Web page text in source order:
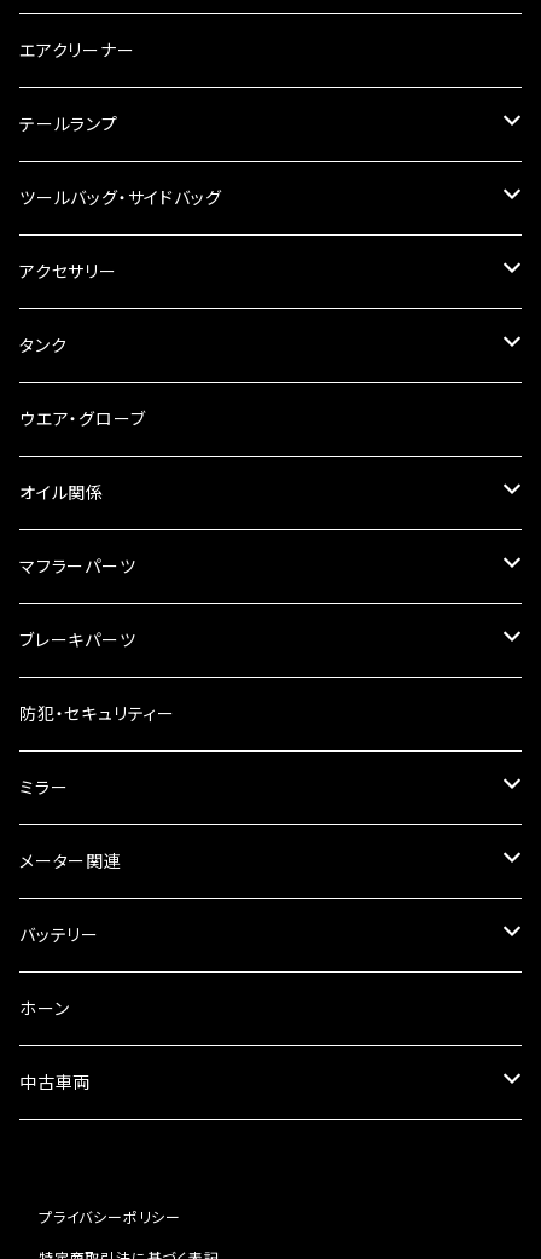
チェーン
工具類
ハンドルパーツ
ハンドルスイッチ
その他
ハンドルポスト
ハンドルブレース
ステアリングダンパー
ブレーキ・クラッチレバー
スマホホルダー
エアクリーナー
テールランプ
ナンバー灯
ツールバッグ・サイドバッグ
ツールバッグ
サイドバッグ
サイドバッグサポート
リアBOX
ハードケース
アクセサリー
USB電源
電装系
タンク
タンク本体
タンクキャップ
タンクシール
ケミカル
ウエア・グローブ
オイル関係
4スト用エンジンオイル
2スト用エンジンオイル
ギアオイル
オイルクーラー
ラジエーター
フォークオイル
マフラーパーツ
マフラーガード
バンテージタイプ
スリップオン
サイレンサー
ブレーキパーツ
ブレーキシュー
ブレーキパット
ブレーキオイル
その他
防犯・セキュリティー
ミラー
ミラー本体
ミラーアダプター
ミラーその他
メーター関連
スピードメーター
タコメーター
セット
バッテリー
バッテリー充電器
ホーン
中古車両
ホンダ
プライバシーポリシー